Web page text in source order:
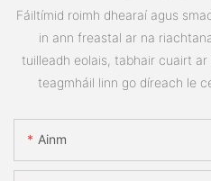
Fáiltímid roimh dhearaí agus
in ann freastal ar na
tuilleadh eolais, tabhair cuairt
teagmháil linn go díreach le
Ainm